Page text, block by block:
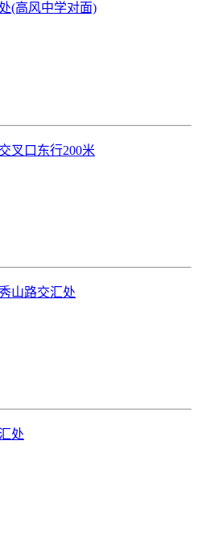
(高风中学对面)
叉口东行200米
山路交汇处
处